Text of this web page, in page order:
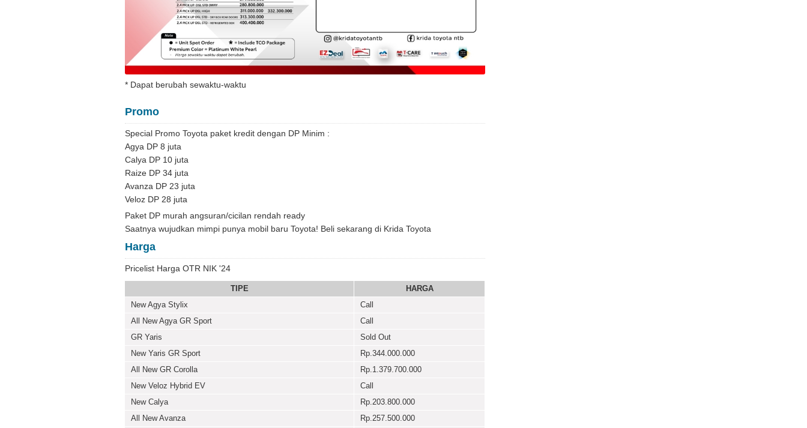
* Dapat berubah sewaktu-waktu
Promo
Special Promo Toyota paket kredit dengan DP Minim :
Agya DP 8 juta
Calya DP 10 juta
Raize DP 34 juta
Avanza DP 23 juta
Veloz DP 28 juta
Paket DP murah angsuran/cicilan rendah ready
Saatnya wujudkan mimpi punya mobil baru Toyota! Beli sekarang di Krida Toyota
Harga
Pricelist Harga OTR NIK '24
TIPE
HARGA
New Agya Stylix
Call
All New Agya GR Sport
Call
GR Yaris
Sold Out
New Yaris GR Sport
Rp.344.000.000
All New GR Corolla
Rp.1.379.700.000
New Veloz Hybrid EV
Call
New Calya
Rp.203.800.000
All New Avanza
Rp.257.500.000